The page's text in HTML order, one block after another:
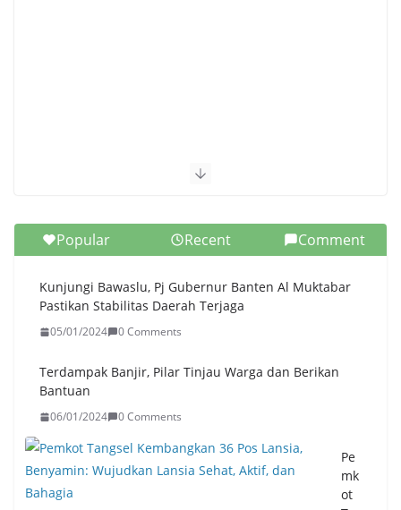
Popular Recent Comment
Kunjungi Bawaslu, Pj Gubernur Banten Al Muktabar
Pastikan Stabilitas Daerah Terjaga
05/01/2024 0 Comments
Terdampak Banjir, Pilar Tinjau Warga dan Berikan
Bantuan
06/01/2024 0 Comments
Pe
mk
ot